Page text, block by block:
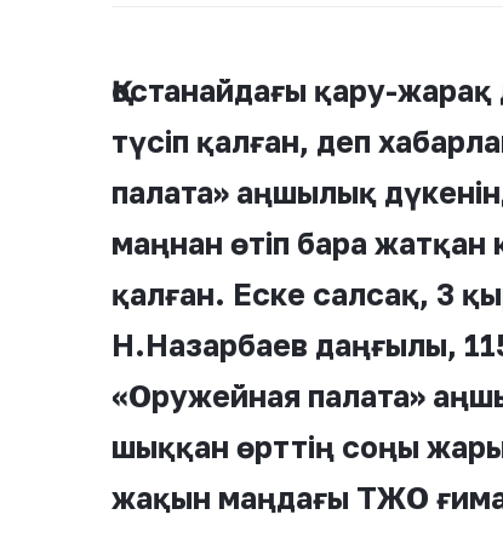
Қостанайдағы қару-жарақ
түсіп қалған, деп
палата» аңшылық
маңнан өтіп бара жатқан
қалған. Еске салсақ, 3
Н.Назарбаев даңғылы,
«Оружейная палата»
шыққан өрттің соңы
жақын маңдағы ТЖО